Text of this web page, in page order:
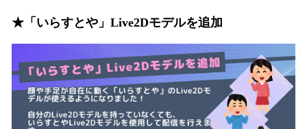
★「いらすとや」Live2Dモデルを追加